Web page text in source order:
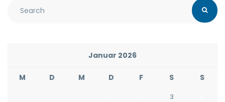
Januar 2026
M D M D F S S
3